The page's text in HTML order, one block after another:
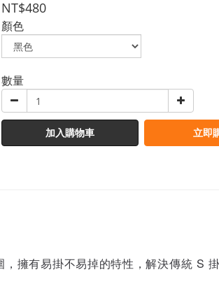
NT$480
顏色
數量
加入購物車 立即
擁有易掛不易掉的特性，解決傳統 S